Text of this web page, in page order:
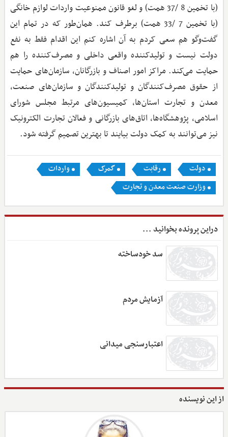
(با تخمین 8 /37 همت) و لغو قانون ممنوعیت واردات لوازم خانگی
(با تخمین 7 /33 همت) برطرف کند. همان‌طور که در تمام این
گفت‌وگو هم سعی کردم به آن اشاره کنم این اقدام فقط به نفع
دولت نیست و تولیدکننده واقعی داخلی و مصرف‌کننده را هم
حمایت می‌کند. مراکز امور اصناف و بازرگانان، سازمان‌های حمایت
از حقوق مصرف‌کنندگان و تولیدکنندگان و سازمان‌های صنعت،
معدن و تجارت استان‌ها، کمیسیون‌های مرتبط مجلس شورای
اسلامی، پژوهشگاه‌ها، اتاق‌های بازرگانی و فعالان تجارت الکترونیک
نیز می‌توانند به کمک دولت بیایند تا بهترین تصمیم گرفته شود.
دولت رقابت گمرک
واردات
وزارت صنعت معدن و تجارت
دراین پرونده بخوانید ...
سد خودساخته
آزمایش مردم
اعتبارسنجی میدانی
از این نویسنده